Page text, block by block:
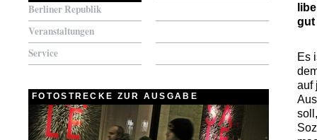
Berliner Republik
Veranstaltungen
Service
FOTOSTRECKE ZUR AUSGABE
gut
Es
auf